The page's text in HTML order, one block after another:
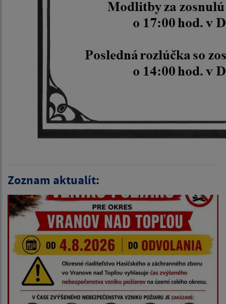
Zoznam aktualít: